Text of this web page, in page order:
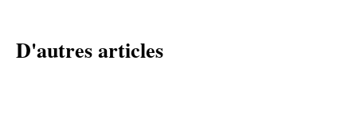
D'autres articles